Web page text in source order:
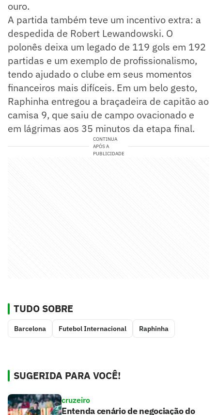
ouro.
A partida também teve um incentivo extra: a
despedida de Robert Lewandowski. O
polonês deixa um legado de 119 gols em 192
partidas e um exemplo de profissionalismo,
tendo ajudado o clube em seus momentos
financeiros mais difíceis. Em um belo gesto,
Raphinha entregou a braçadeira de capitão ao
camisa 9, que saiu de campo ovacionado e
em lágrimas aos 35 minutos da etapa final.
CONTINUA
APÓS A
PUBLICIDADE
TUDO SOBRE
Barcelona Futebol Internacional Raphinha
SUGERIDA PARA VOCÊ!
cruzeiro
Entenda cenário de negociação do